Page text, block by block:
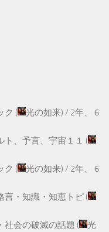
ク ( 光の如来) / 2年、 6
、予言、宇宙１１ (
ク ( 光の如来) / 2年、 6
言・知識・知恵トピ (
社会の破滅の話題 (
光